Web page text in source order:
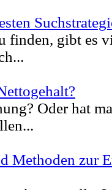
finden, gibt es
Oder hat
Methoden zur